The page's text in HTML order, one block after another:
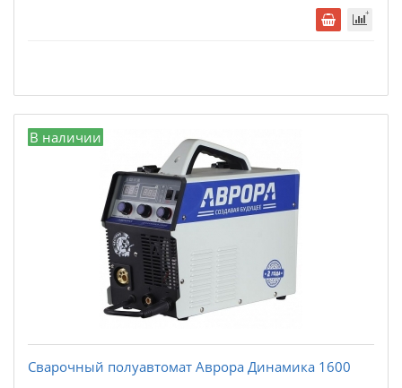
В наличии
Сварочный полуавтомат Аврора Динамика 1600